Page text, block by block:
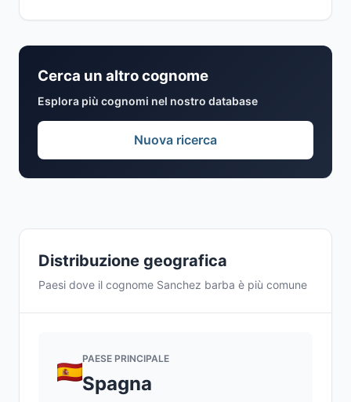
Distribuzione geografica
Paesi dove il cognome Sanchez barba è più comune
PAESE PRINCIPALE
Spagna
Cerca un altro cognome
Esplora più cognomi nel nostro database
Nuova ricerca